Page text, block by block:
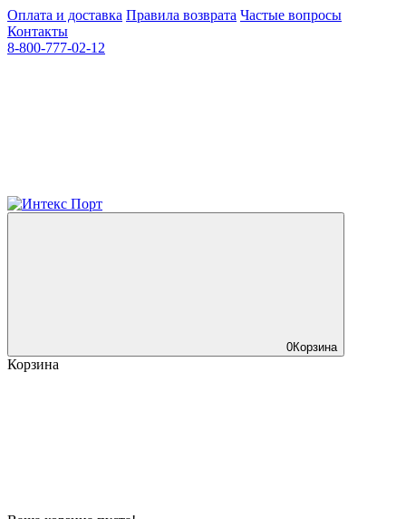
Оплата и доставка Правила возврата Частые вопросы
Контакты
8-800-777-02-12
0Корзина
Корзина